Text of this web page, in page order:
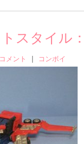
スタイル
メント コンボイ